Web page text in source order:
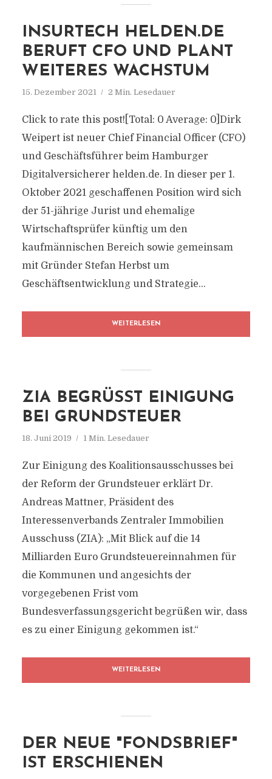
INSURTECH HELDEN.DE
BERUFT CFO UND PLANT
WEITERES WACHSTUM
15. Dezember 2021 2 Min. Lesedauer
Click to rate this post![Total: 0 Average: 0]Dirk
Weipert ist neuer Chief Financial Officer (CFO)
und Geschäftsführer beim Hamburger
Digitalversicherer helden.de. In dieser per 1.
Oktober 2021 geschaffenen Position wird sich
der 51-jährige Jurist und ehemalige
Wirtschaftsprüfer künftig um den
kaufmännischen Bereich sowie gemeinsam
mit Gründer Stefan Herbst um
Geschäftsentwicklung und Strategie...
WEITERLESEN
ZIA BEGRÜSST EINIGUNG B
EI GRUNDSTEUER
18. Juni 2019 1 Min. Lesedauer
Zur Einigung des Koalitionsausschusses bei
der Reform der Grundsteuer erklärt Dr.
Andreas Mattner, Präsident des
Interessenverbands Zentraler Immobilien
Ausschuss (ZIA): „Mit Blick auf die 14
Milliarden Euro Grundsteuereinnahmen für
die Kommunen und angesichts der
vorgegebenen Frist vom
Bundesverfassungsgericht begrüßen wir, dass
es zu einer Einigung gekommen ist.“
WEITERLESEN
DER NEUE "FONDSBRIEF"
IST ERSCHIENEN